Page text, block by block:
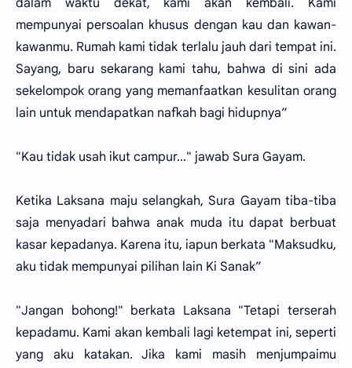
dalam waktu dekat, kami akan kembali. Kami
mempunyai persoalan khusus dengan kau dan kawan-
kawanmu. Rumah kami tidak terlalu jauh dari tempat ini.
Sayang, baru sekarang kami tahu, bahwa di sini ada
sekelompok orang yang memanfaatkan kesulitan orang
lain untuk mendapatkan nafkah bagi hidupnya”
"Kau tidak usah ikut campur..." jawab Sura Gayam.
Ketika Laksana maju selangkah, Sura Gayam tiba-tiba
saja menyadari bahwa anak muda itu dapat berbuat
kasar kepadanya. Karena itu, iapun berkata "Maksudku,
aku tidak mempunyai pilihan lain Ki Sanak”
"Jangan bohong!" berkata Laksana "Tetapi terserah
kepadamu. Kami akan kembali lagi ketempat ini, seperti
yang aku katakan. Jika kami masih menjumpaimu